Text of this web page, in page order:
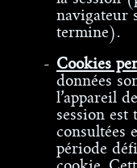
navigateur
termine).
Cookies
données
l’appareil
session est
consultées
période